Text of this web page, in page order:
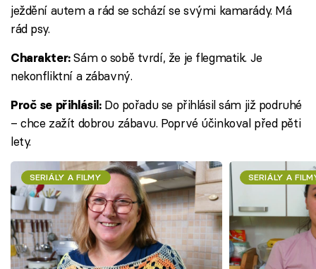
ježdění autem a rád se schází se svými kamarády. Má
rád psy.
Charakter:Sám o sobě tvrdí, že je flegmatik. Je
nekonfliktní a zábavný.
Proč se přihlásil:Do pořadu se přihlásil sám již podruhé
– chce zažít dobrou zábavu. Poprvé účinkoval před pěti
lety.
SERIÁLY A FILMY SERIÁLY A